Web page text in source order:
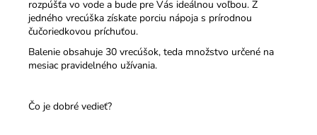
rozpúšťa vo vode a bude pre Vás ideálnou voľbou. Z
jedného vrecúška získate porciu nápoja s prírodnou
čučoriedkovou príchuťou.
Balenie obsahuje 30 vrecúšok, teda množstvo určené na
mesiac pravidelného užívania.
Čo je dobré vedieť?